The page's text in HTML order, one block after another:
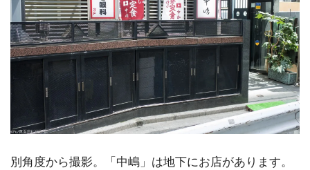
別角度から撮影。「中嶋」は地下にお店があります。